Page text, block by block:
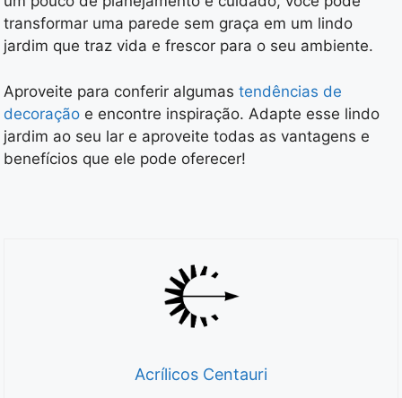
transformar uma parede sem graça em um lindo
jardim que traz vida e frescor para o seu ambiente.
Aproveite para conferir algumas tendências de
decoração e encontre inspiração. Adapte esse lindo
jardim ao seu lar e aproveite todas as vantagens e
benefícios que ele pode oferecer!
Acrílicos Centauri